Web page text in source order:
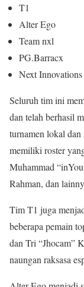
T1
Alter Ego
Team nxl
PG.Barracx
Next
Seluruh tim ini
dan telah berhasil
turnamen lokal
memiliki roster
Muhammad
Rahman, dan
Tim T1 juga
beberapa pemain
dan Tri “Jhocam”
naungan raksasa